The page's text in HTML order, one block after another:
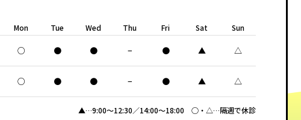
Mon Tue Wed Thu Fri Sat Sun
○ ● ● − ● ▲ △
○ ● ● − ● ▲ △
▲…9:00〜12:30／14:00〜18:00 ○・△…隔週で休診